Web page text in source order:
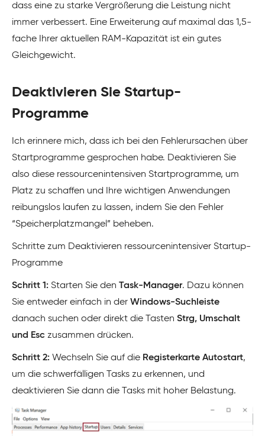
dass eine zu starke Vergrößerung die Leistung nicht
immer verbessert. Eine Erweiterung auf maximal das 1,5-
fache Ihrer aktuellen RAM-Kapazität ist ein gutes
Gleichgewicht.
Deaktivieren Sie Startup-
Programme
Ich erinnere mich, dass ich bei den Fehlerursachen über
Startprogramme gesprochen habe. Deaktivieren Sie
also diese ressourcenintensiven Startprogramme, um
Platz zu schaffen und Ihre wichtigen Anwendungen
reibungslos laufen zu lassen, indem Sie den Fehler
“Speicherplatzmangel” beheben.
Schritte zum Deaktivieren ressourcenintensiver Startup-
Programme
Schritt 1: Starten Sie den Task-Manager. Dazu können
Sie entweder einfach in der Windows-Suchleiste
danach suchen oder direkt die Tasten Strg, Umschalt
und Esc zusammen drücken.
Schritt 2: Wechseln Sie auf die Registerkarte Autostart,
um die schwerfälligen Tasks zu erkennen, und
deaktivieren Sie dann die Tasks mit hoher Belastung.